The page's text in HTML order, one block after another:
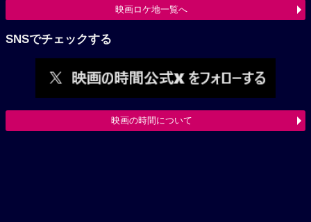
映画ロケ地一覧へ
SNSでチェックする
映画の時間について